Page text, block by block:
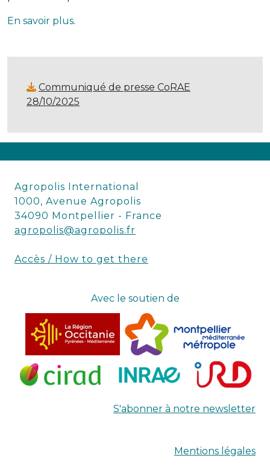
En savoir plus.
Communiqué de presse CoRAE
28/10/2025
Agropolis International
1000, Avenue Agropolis
34090 Montpellier - France
agropolis@agropolis.fr
Accès / How to get there
Avec le soutien de
S'abonner à notre newsletter
Mentions légales